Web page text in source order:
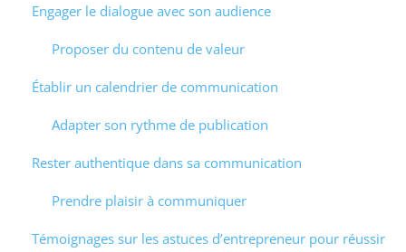
Engager le dialogue avec son audience
Proposer du contenu de valeur
Établir un calendrier de communication
Adapter son rythme de publication
Rester authentique dans sa communication
Prendre plaisir à communiquer
Témoignages sur les astuces d’entrepreneur pour réussir